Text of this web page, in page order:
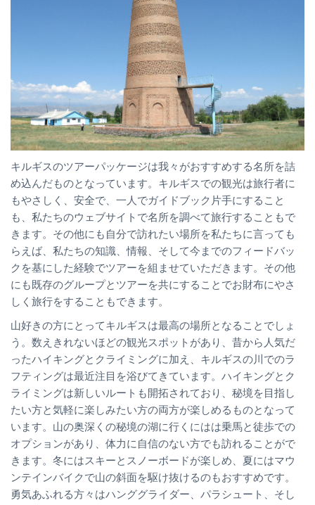
キルギスのツアーパッケージは我々がおすすめする名所を詰
め込んだものとなっています。キルギスでの観光は旅行者に
もやさしく、安全で、一人でガイドブック片手にすること
も、私たちのウェブサイトで名所を調べて旅行することもで
きます。その他にも自分で訪れたい場所を私たちに言っても
らえば、私たちの知識、情報、そして今までのフィードバッ
クを基にした経験でツアーを組ませていただきます。その他
にも既存のグループとツアーを共にすることでお財布にやさ
しく旅行をすることもできます。
山好きの方にとってキルギスは最高の場所となることでしょ
う。数えきれないほどの観光スポットがあり、昔から人気だ
ったハイキングとクライミングに加え、キルギスの川でのラ
フティングは最近注目を浴びてきています。ハイキングとク
ライミングは新しいルートも開拓されており、秘境を目指し
たい方と気軽に楽しみたい方の両方が楽しめるものとなって
います。山の奥深くの秘境の湖に行くにはは乗馬と徒歩での
オプションがあり、体力に自信のない方でも訪れることがで
きます。冬にはスキーとスノーボードが楽しめ、夏にはマウ
ンテインバイクで山の斜面を駆け抜けるのもおすすめです。
勇気あふれる方々はハンググライダー、パラシュート、そし